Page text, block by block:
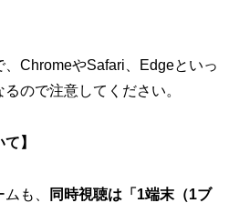
ChromeやSafari、Edgeといっ
るので注意してください。
】
も、
同時視聴は「1端末（1ブ